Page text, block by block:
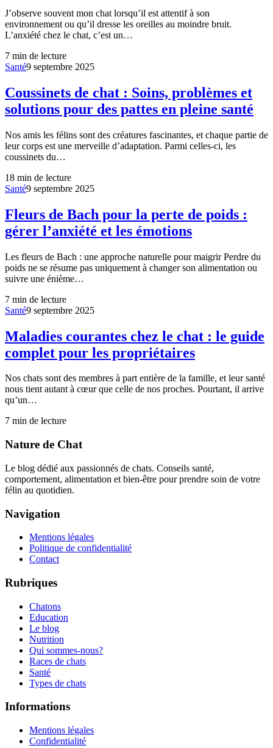
J’observe souvent mon chat lorsqu’il est attentif à son
environnement ou qu’il dresse les oreilles au moindre bruit.
L’anxiété chez le chat, c’est un…
7 min de lecture
Santé9 septembre 2025
Coussinets de chat : Soins, problèmes et
solutions pour des pattes en pleine santé
Nos amis les félins sont des créatures fascinantes, et chaque partie de
leur corps est une merveille d’adaptation. Parmi celles-ci, les
coussinets du…
18 min de lecture
Santé9 septembre 2025
Fleurs de Bach pour la perte de poids :
gérer l’anxiété et les émotions
Les fleurs de Bach : une approche naturelle pour maigrir Perdre du
poids ne se résume pas uniquement à changer son alimentation ou
suivre une énième…
7 min de lecture
Santé9 septembre 2025
Maladies courantes chez le chat : le guide
complet pour les propriétaires
Nos chats sont des membres à part entière de la famille, et leur santé
nous tient autant à cœur que celle de nos proches. Pourtant, il arrive
qu’un…
7 min de lecture
Nature de Chat
Le blog dédié aux passionnés de chats. Conseils santé,
comportement, alimentation et bien-être pour prendre soin de votre
félin au quotidien.
Navigation
Mentions légales
Politique de confidentialité
Contact
Rubriques
Chatons
Education
Le blog
Nutrition
Qui sommes-nous?
Races de chats
Santé
Types de chats
Informations
Mentions légales
Confidentialité